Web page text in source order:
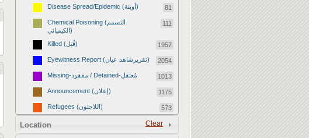
Disease Spread/Epidemic (أوبئة) 81
Chemical Poisoning (التسمم
الكيميائي)
111
Killed (قُتِل) 1957
Eyewitness Report (تقريرشاهد عيان) 2054
Missing-مفقود / Detained-مُعتقل 1013
Announcement (إعلان) 1175
Refugees (اللاجئون) 573
1672
Clear
Location